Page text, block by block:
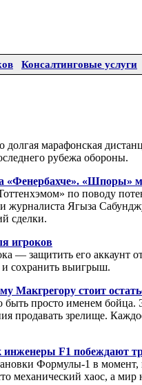
Консалтинговые услуги
марафонская
рубежа обороны.
«Фенербахче». «Шпоры»
по поводу
Ягыза
сделки.
игроков
— защитить его
и сохранить выигрыш.
Макгрегору стоит
просто именем бойца.
продавать зрелище.
F1 побеждают
Формулы-1 в
механический хаос, а мир